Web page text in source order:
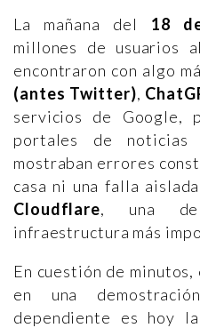
La mañana del 18
millones de usuarios
encontraron con algo
(antes Twitter),
servicios de Google,
portales de
mostraban errores
casa ni una falla
Cloudflare, una de
infraestructura más
En cuestión de
en una
dependiente es hoy